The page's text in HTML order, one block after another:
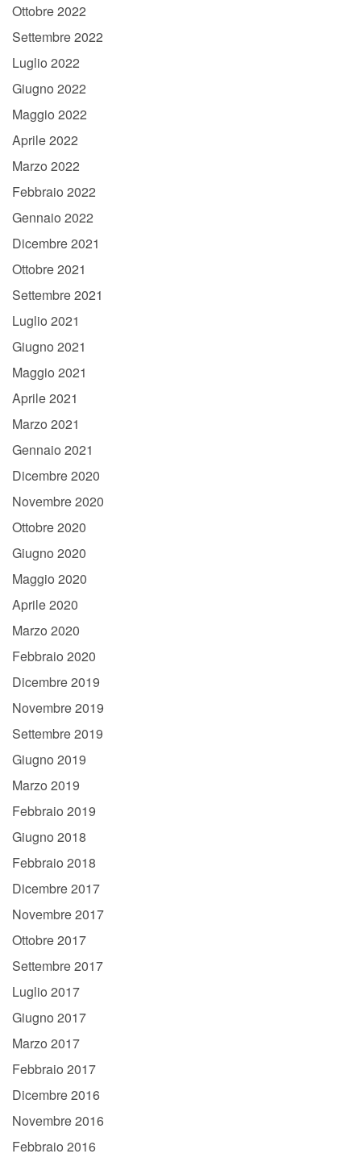
Ottobre 2022
Settembre 2022
Luglio 2022
Giugno 2022
Maggio 2022
Aprile 2022
Marzo 2022
Febbraio 2022
Gennaio 2022
Dicembre 2021
Ottobre 2021
Settembre 2021
Luglio 2021
Giugno 2021
Maggio 2021
Aprile 2021
Marzo 2021
Gennaio 2021
Dicembre 2020
Novembre 2020
Ottobre 2020
Giugno 2020
Maggio 2020
Aprile 2020
Marzo 2020
Febbraio 2020
Dicembre 2019
Novembre 2019
Settembre 2019
Giugno 2019
Marzo 2019
Febbraio 2019
Giugno 2018
Febbraio 2018
Dicembre 2017
Novembre 2017
Ottobre 2017
Settembre 2017
Luglio 2017
Giugno 2017
Marzo 2017
Febbraio 2017
Dicembre 2016
Novembre 2016
Febbraio 2016